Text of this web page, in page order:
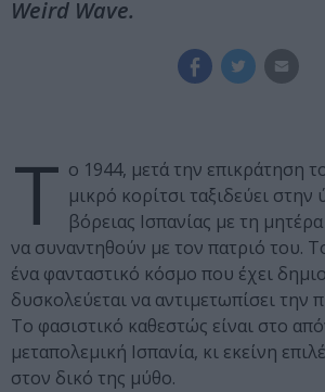
Weird Wave.
Τ ο 1944, μετά την επικράτηση
μικρό κορίτσι ταξιδεύει στην
βόρειας Ισπανίας με τη
να συναντηθούν με τον πατριό του. Το
ένα φανταστικό κόσμο που έχει
δυσκολεύεται να αντιμετωπίσει την
Το φασιστικό καθεστώς είναι στο
μεταπολεμική Ισπανία, κι εκείνη
στον δικό της μύθο.